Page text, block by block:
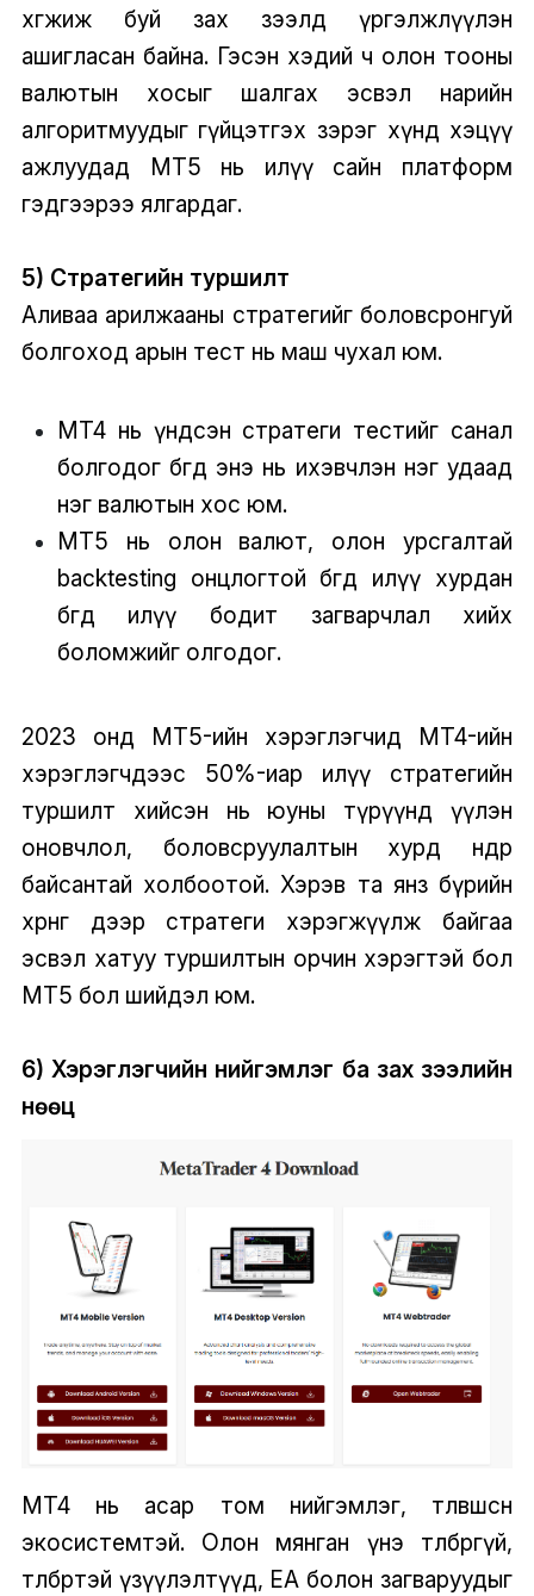
хөгжиж буй зах зээлд үргэлжлүүлэн
ашигласан байна. Гэсэн хэдий ч олон тооны
валютын хосыг шалгах эсвэл нарийн
алгоритмуудыг гүйцэтгэх зэрэг хүнд хэцүү
ажлуудад MT5 нь илүү сайн платформ
гэдгээрээ ялгардаг.
5) Стратегийн туршилт
Аливаа арилжааны стратегийг боловсронгуй
болгоход арын тест нь маш чухал юм.
MT4 нь үндсэн стратеги тестийг санал
болгодог бөгөөд энэ нь ихэвчлэн нэг удаад
нэг валютын хос юм.
MT5 нь олон валют, олон урсгалтай
backtesting онцлогтой бөгөөд илүү хурдан
бөгөөд илүү бодит загварчлал хийх
боломжийг олгодог.
2023 онд MT5-ийн хэрэглэгчид MT4-ийн
хэрэглэгчдээс 50%-иар илүү стратегийн
туршилт хийсэн нь юуны түрүүнд үүлэн
оновчлол, боловсруулалтын хурд өндөр
байсантай холбоотой. Хэрэв та янз бүрийн
хөрөнгө дээр стратеги хэрэгжүүлж байгаа
эсвэл хатуу туршилтын орчин хэрэгтэй бол
MT5 бол шийдэл юм.
6) Хэрэглэгчийн нийгэмлэг ба зах зээлийн
нөөц
MT4 нь асар том нийгэмлэг, төлөвшсөн
экосистемтэй. Олон мянган үнэ төлбөргүй,
төлбөртэй үзүүлэлтүүд, EA болон загваруудыг